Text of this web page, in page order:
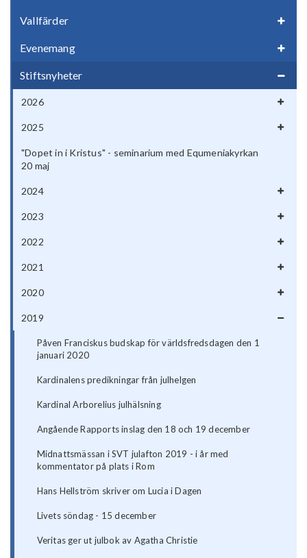
Vallfärder
Evenemang
Stiftsnyheter
2026
2025
"Dopet in i Kristus" - seminarium med Equmeniakyrkan
20 maj
2024
2023
2022
2021
2020
2019
Påven Franciskus budskap för världsfredsdagen den 1
januari 2020
Kardinalens predikningar från julhelgen
Kardinal Arborelius julhälsning
Angående Rapports inslag den 18 och 19 december
Midnattsmässan i SVT julafton 2019 - i år med
kommentator på plats i Rom
Hans Hellström skriver om Lucia i Dagen
Livets söndag - 15 december
Veritas ger ut julbok av Agatha Christie